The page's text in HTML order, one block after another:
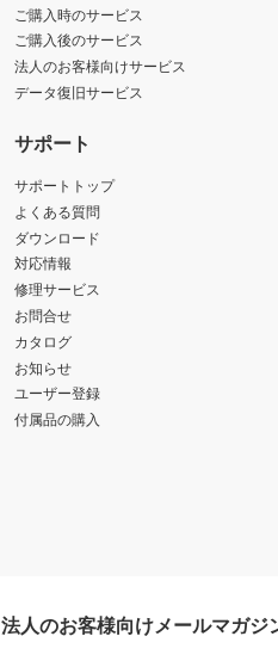
ご購入時のサービス
ご購入後のサービス
法人のお客様向けサービス
データ復旧サービス
サポート
サポートトップ
よくある質問
ダウンロード
対応情報
修理サービス
お問合せ
カタログ
お知らせ
ユーザー登録
付属品の購入
法人のお客様向けメールマガジ